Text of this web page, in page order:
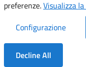
Note legali
Servizi Applicativi
preferenze.Visualizza
Configurazione
Decline All